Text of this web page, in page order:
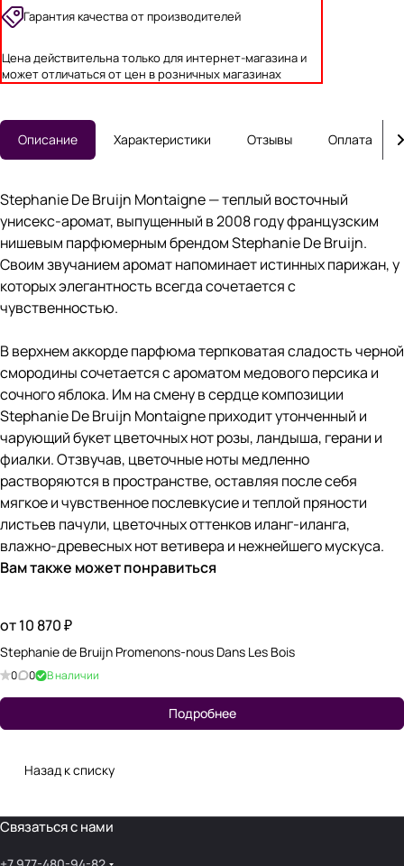
Гарантия качества от производителей
Цена действительна только для интернет-магазина и
может отличаться от цен в розничных магазинах
Описание Характеристики Отзывы Оплата
Stephanie De Bruijn Montaigne — теплый восточный
унисекс-аромат, выпущенный в 2008 году французским
нишевым парфюмерным брендом Stephanie De Bruijn.
Своим звучанием аромат напоминает истинных парижан, у
которых элегантность всегда сочетается с
чувственностью.
В верхнем аккорде парфюма терпковатая сладость черной
смородины сочетается с ароматом медового персика и
сочного яблока. Им на смену в сердце композиции
Stephanie De Bruijn Montaigne приходит утонченный и
чарующий букет цветочных нот розы, ландыша, герани и
фиалки. Отзвучав, цветочные ноты медленно
растворяются в пространстве, оставляя после себя
мягкое и чувственное послевкусие и теплой пряности
листьев пачули, цветочных оттенков иланг-иланга,
влажно-древесных нот ветивера и нежнейшего мускуса.
Вам также может понравиться
от 10 870 ₽
Stephanie de Bruijn Promenons-nous Dans Les Bois
0 0 В наличии
Подробнее
Назад к списку
Связаться с нами